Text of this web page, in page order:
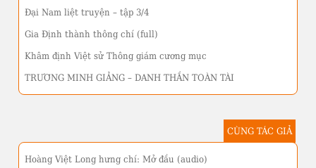
Đại Nam liệt truyện – tập 3/4
Gia Định thành thông chí (full)
Khâm định Việt sử Thông giám cương mục
TRƯƠNG MINH GIẢNG – DANH THẦN TOÀN TÀI
CÙNG TÁC GIẢ
Hoàng Việt Long hưng chí: Mở đầu (audio)